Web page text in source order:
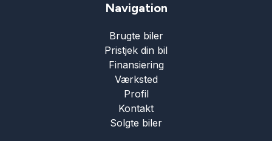
Navigation
Brugte biler
Pristjek din bil
Finansiering
Værksted
Profil
Kontakt
Solgte biler